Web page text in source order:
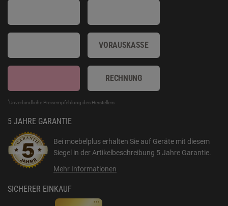
VORAUSKASSE
RECHNUNG
*Unverbindliche Preisempfehlung des Herstellers
5 JAHRE GARANTIE
Bei moebelplus erhalten Sie auf Geräte mit diesem
Siegel in der Artikelbeschreibung 5 Jahre Garantie.
Mehr Informationen
SICHERER EINKAUF